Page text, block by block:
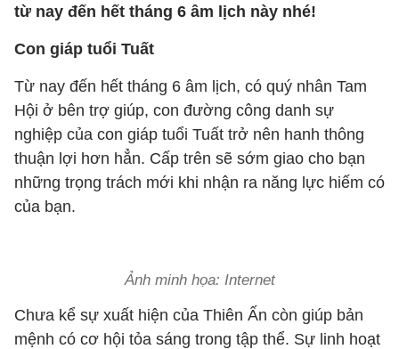
từ nay đến hết tháng 6 âm lịch này nhé!
Con giáp tuổi Tuất
Từ nay đến hết tháng 6 âm lịch, có quý nhân Tam
Hội ở bên trợ giúp, con đường công danh sự
nghiệp của con giáp tuổi Tuất trở nên hanh thông
thuận lợi hơn hẳn. Cấp trên sẽ sớm giao cho bạn
những trọng trách mới khi nhận ra năng lực hiếm có
của bạn.
Ảnh minh họa: Internet
Chưa kể sự xuất hiện của Thiên Ấn còn giúp bản
mệnh có cơ hội tỏa sáng trong tập thể. Sự linh hoạt